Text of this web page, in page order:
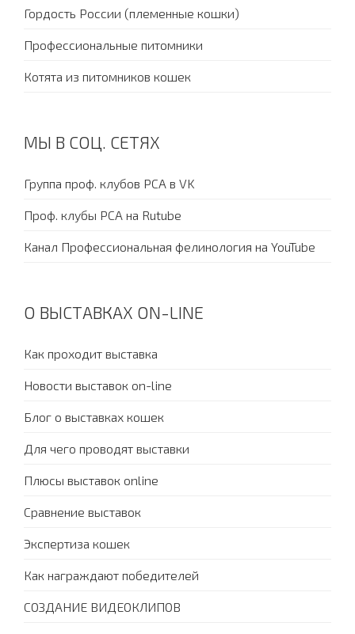
Гордость России (племенные кошки)
Профессиональные питомники
Котята из питомников кошек
МЫ В СОЦ. СЕТЯХ
Группа проф. клубов PCA в VK
Проф. клубы PCA на Rutube
Канал Профессиональная фелинология на YouTube
О ВЫСТАВКАХ ON-LINE
Как проходит выставка
Новости выставок on-line
Блог о выставках кошек
Для чего проводят выставки
Плюсы выставок online
Сравнение выставок
Экспертиза кошек
Как награждают победителей
СОЗДАНИЕ ВИДЕОКЛИПОВ